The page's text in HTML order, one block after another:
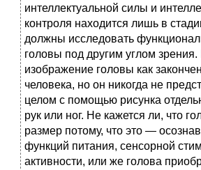
интеллектуальной силы и
контроля находится лишь в
должны исследовать
головы под другим углом
изображение головы как
человека, но он никогда не
целом с помощью рисунка
рук или ног. Не кажется ли, что
размер потому, что это —
функций питания, сенсорной
активности, или же голова